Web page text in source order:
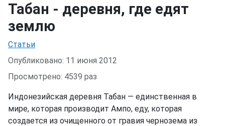
Табан - деревня, где едят
землю
Информация о материале
Статьи
Опубликовано: 11 июня 2012
Просмотрено: 4539 раз
Индонезийская деревня Табан — единственная в
мире, которая производит Ампо, еду, которая
создается из очищенного от гравия чернозема из